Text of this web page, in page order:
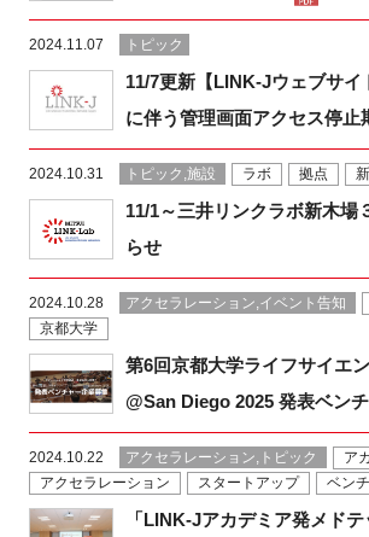
2024.11.07 トピック
11/7更新【LINK-Jウェブサイ
に伴う管理画面アクセス停止
2024.10.31 トピック,施設 ラボ 拠点
11/1～三井リンクラボ新木場
らせ
2024.10.28 アクセラレーション,イベント告知
京都大学
第6回京都大学ライフサイエ
@San Diego 2025 発表ベン
2024.10.22 アクセラレーション,トピック
ア
アクセラレーション
スタートアップ ベン
「LINK-Jアカデミア発メド